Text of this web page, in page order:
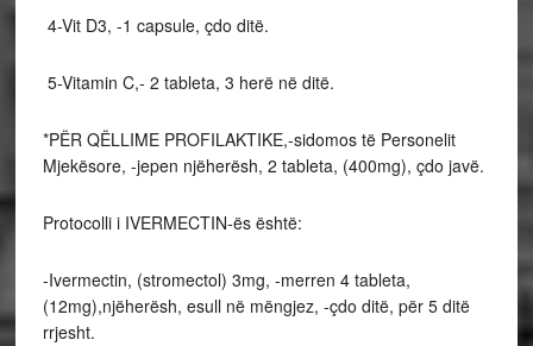
4-Vit D3, -1 capsule, çdo ditë.
5-Vitamin C,- 2 tableta, 3 herë në ditë.
*PËR QËLLIME PROFILAKTIKE,-sidomos të Personelit
Mjekësore, -jepen njëherësh, 2 tableta, (400mg), çdo javë.
Protocolli i IVERMECTIN-ës është:
-Ivermectin, (stromectol) 3mg, -merren 4 tableta,
(12mg),njëherësh, esull në mëngjez, -çdo ditë, për 5 ditë
rrjesht.